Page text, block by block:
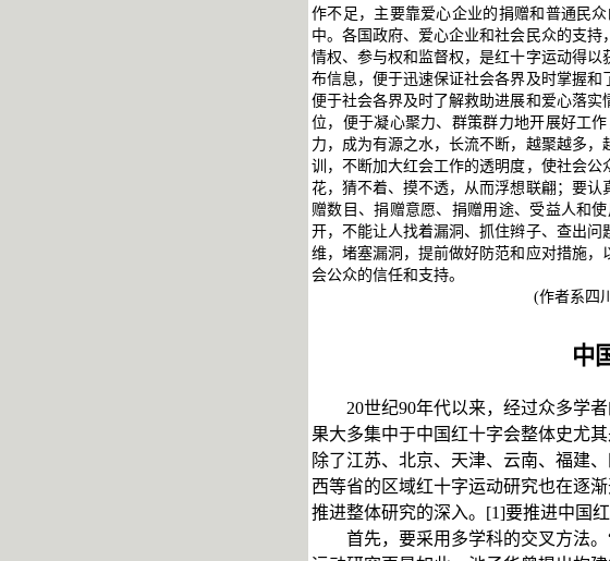
作不足，主要靠爱心企业的捐赠和普通民
中。各国政府、爱心企业和社会民众的支
情权、参与权和监督权，是红十字运动得
布信息，便于迅速保证社会各界及时掌握和
便于社会各界及时了解救助进展和爱心落实
位，便于凝心聚力、群策群力地开展好工
力，成为有源之水，长流不断，越聚越多
训，不断加大红会工作的透明度，使社会
花，猜不着、摸不透，从而浮想联翩；要
赠数目、捐赠意愿、捐赠用途、受益人和
开，不能让人找着漏洞、抓住辫子、查出
维，堵塞漏洞，提前做好防范和应对措施
会公众的信任和支持。
(作者系四川省南江县红
中
20世纪90年代以来，经过众多学
果大多集中于中国红十字会整体史尤
除了江苏、北京、天津、云南、福建
西等省的区域红十字运动研究也在逐
推进整体研究的深入。 [1]要推进中国
首先，要采用多学科的交叉方法